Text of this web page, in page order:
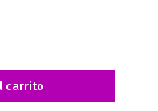
carrito